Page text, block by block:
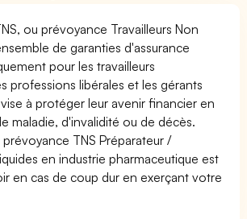
ou prévoyance Travailleurs Non
de garanties d'assurance
pour les travailleurs
professions libérales et les gérants
à protéger leur avenir financier en
maladie, d'invalidité ou de décès.
TNS Préparateur /
en industrie pharmaceutique est
en cas de coup dur en exerçant votre